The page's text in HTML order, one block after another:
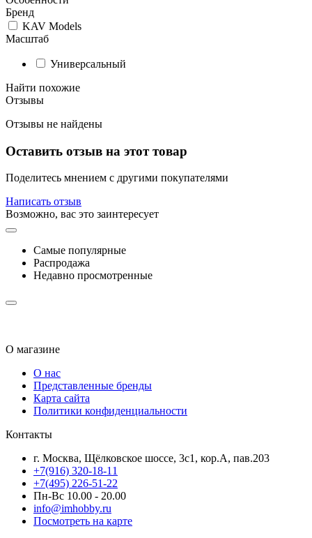
Бренд
KAV Models
Масштаб
Универсальный
Найти похожие
Отзывы
Отзывы не найдены
Оставить отзыв на этот товар
Поделитесь мнением с другими покупателями
Написать отзыв
Возможно, вас это заинтересует
Самые популярные
Распродажа
Недавно просмотренные
О магазине
О нас
Представленные бренды
Карта сайта
Политики конфиденциальности
Контакты
г. Москва, Щёлковское шоссе, 3с1, кор.А, пав.203
+7(916) 320-18-11
+7(495) 226-51-22
Пн-Вс 10.00 - 20.00
info@imhobby.ru
Посмотреть на карте